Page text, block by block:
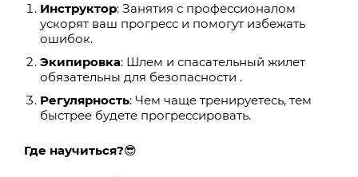
Инструктор: Занятия с профессионалом
ускорят ваш прогресс и помогут избежать
ошибок.
Экипировка: Шлем и спасательный жилет
обязательны для безопасности .
Регулярность: Чем чаще тренируетесь, тем
быстрее будете прогрессировать.
Где научиться?😎